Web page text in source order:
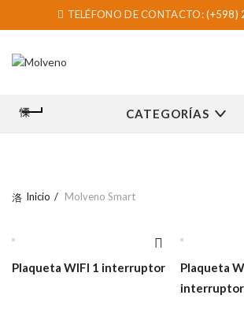
TELÉFONO DE CONTACTO:(+598)
CATEGORÍAS
Inicio Molveno Smart
Plaqueta WIFI 1 interruptor
Plaqueta